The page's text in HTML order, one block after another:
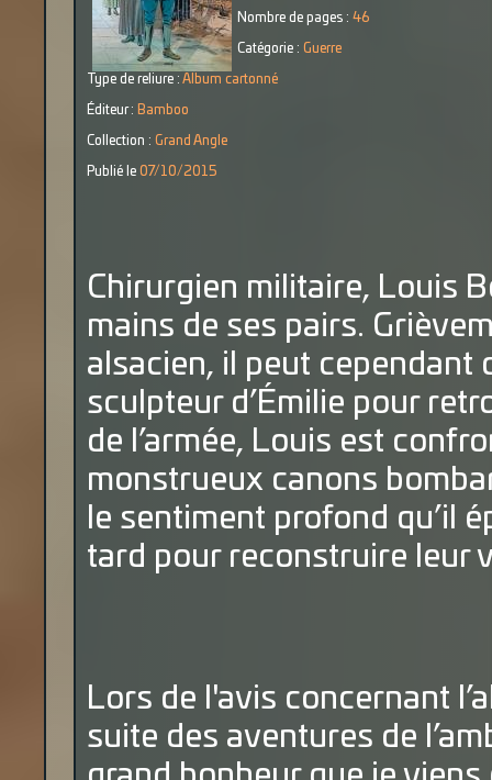
Nombre de pages : 46
Catégorie : Guerre
Type de reliure : Album cartonné
Éditeur : Bamboo
Collection : Grand Angle
Publié le 07/10/2015
Chirurgien militaire, Louis
mains de ses pairs.
alsacien, il peut cependant
sculpteur d’Émilie pour
de l’armée, Louis est
monstrueux canons
le sentiment profond qu’il
tard pour reconstruire leur
Lors de l'avis concernant
suite des aventures de